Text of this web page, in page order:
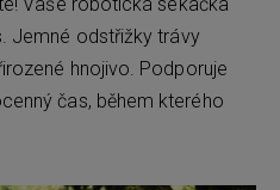
Jemné odstřižky trávy
hnojivo. Podporuje
čas, během kterého